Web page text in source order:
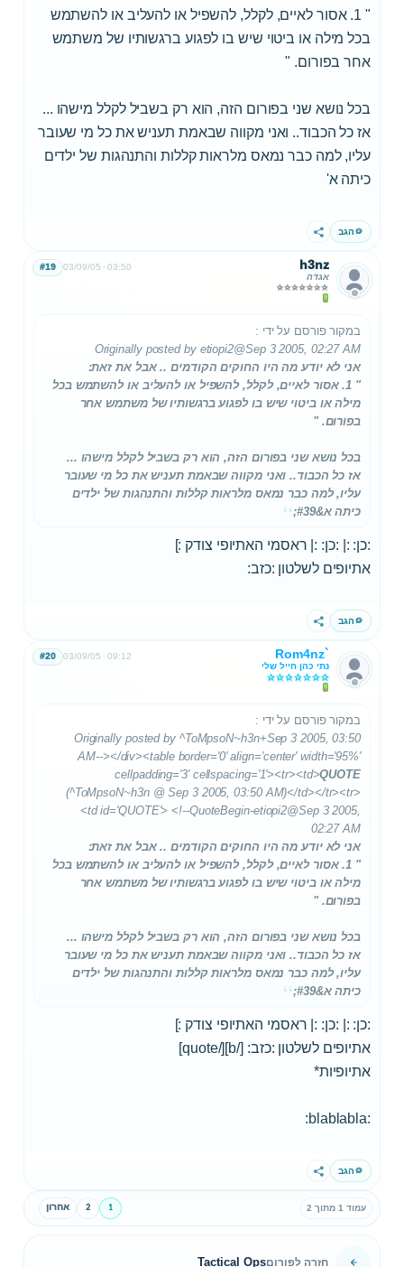
" 1. אסור לאיים, לקלל, להשפיל או להעליב או להשתמש
בכל מילה או ביטוי שיש בו לפגוע ברגשותיו של משתמש
אחר בפורום. "
בכל נושא שני בפורום הזה, הוא רק בשביל לקלל מישהו ...
אז כל הכבוד.. ואני מקווה שבאמת תעניש את כל מי שעובר
עליו, למה כבר נמאס מלראות קללות והתנהגות של ילדים
כיתה א'
הגב שתף
h3nz
אגדה
03/09/05 03:50
#19
במקור פורסם על ידי :
Originally posted by etiopi2@Sep 3 2005, 02:27 AM
אני לא יודע מה היו החוקים הקודמים .. אבל את זאת:
" 1. אסור לאיים, לקלל, להשפיל או להעליב או להשתמש בכל
מילה או ביטוי שיש בו לפגוע ברגשותיו של משתמש אחר
בפורום. "
בכל נושא שני בפורום הזה, הוא רק בשביל לקלל מישהו ...
אז כל הכבוד.. ואני מקווה שבאמת תעניש את כל מי שעובר
עליו, למה כבר נמאס מלראות קללות והתנהגות של ילדים
כיתה א&#39;
:כן: :| :כן: :| ראסמי האתיופי צודק :]
אתיופים לשלטון :כזב:
הגב שתף
Rom4nz`
נתי כהן חייל שלי
03/09/05 09:12
#20
במקור פורסם על ידי :
Originally posted by ^ToMpsoN~h3n+Sep 3 2005, 03:50
AM--></div><table border='0' align='center' width='95%'
cellpadding='3' cellspacing='1'><tr><td>QUOTE
(^ToMpsoN~h3n @ Sep 3 2005, 03:50 AM)</td></tr><tr>
<td id='QUOTE'> <!--QuoteBegin-etiopi2@Sep 3 2005,
02:27 AM
אני לא יודע מה היו החוקים הקודמים .. אבל את זאת:
" 1. אסור לאיים, לקלל, להשפיל או להעליב או להשתמש בכל
מילה או ביטוי שיש בו לפגוע ברגשותיו של משתמש אחר
בפורום. "
בכל נושא שני בפורום הזה, הוא רק בשביל לקלל מישהו ...
אז כל הכבוד.. ואני מקווה שבאמת תעניש את כל מי שעובר
עליו, למה כבר נמאס מלראות קללות והתנהגות של ילדים
כיתה א&#39;
:כן: :| :כן: :| ראסמי האתיופי צודק :]
אתיופים לשלטון :כזב: [/b][/quote]
אתיופיות*
:blablabla:
הגב שתף
עמוד 1 מתוך 2 1
2 אחרון
חזרה לפורוםTactical Ops